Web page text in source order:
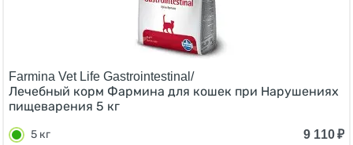
Farmina Vet Life Gastrointestinal/
Лечебный корм Фармина для кошек при Нарушениях
пищеварения 5 кг
5 кг 9 110₽